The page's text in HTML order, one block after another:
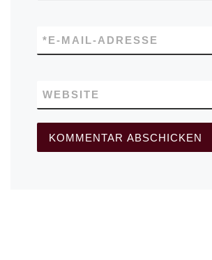
E-MAIL-ADRESSE
*
WEBSITE